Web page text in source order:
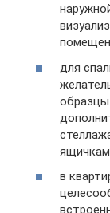
для
в